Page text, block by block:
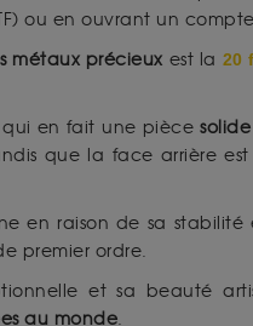
ou en ouvrant un
métaux précieux est la 20
qui en fait une pièce solide
que la face arrière
en raison de sa
premier ordre.
et sa beauté
au monde.